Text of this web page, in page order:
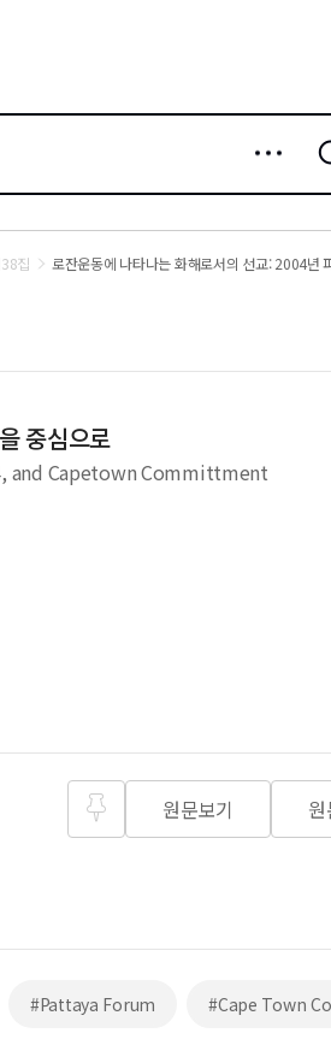
검색
집 로잔운동에 나타나는 화해로서의 선교: 2004년
중심으로
and Capetown Committment
원문보기
#Pattaya Forum #Cape Town